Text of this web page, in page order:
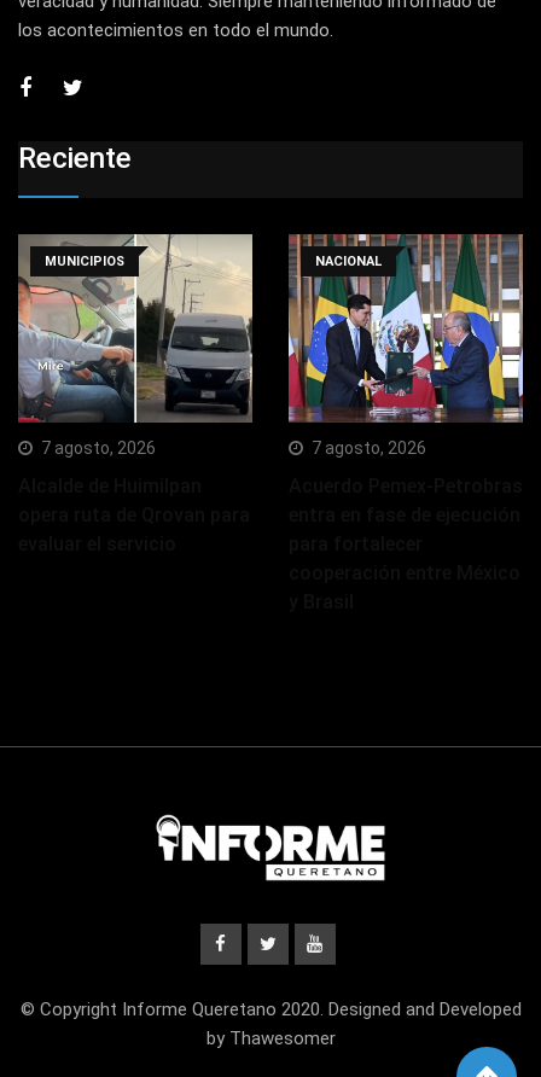
los acontecimientos en todo el mundo.
Reciente
MUNICIPIOS
7 agosto, 2026
NACIONAL
7 agosto, 2026
© Copyright Informe Queretano 2020. Designed and Developed
by Thawesomer